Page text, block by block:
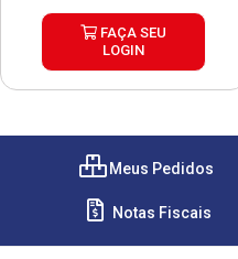
FAÇA SEU
LOGIN
Meus Pedidos
Notas Fiscais